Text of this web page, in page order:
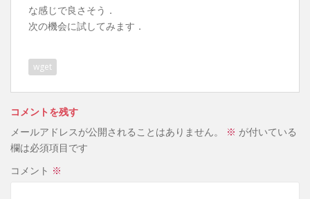
な感じで良さそう．
次の機会に試してみます．
wget
コメントを残す
メールアドレスが公開されることはありません。
※ が付いている
欄は必須項目です
コメント ※